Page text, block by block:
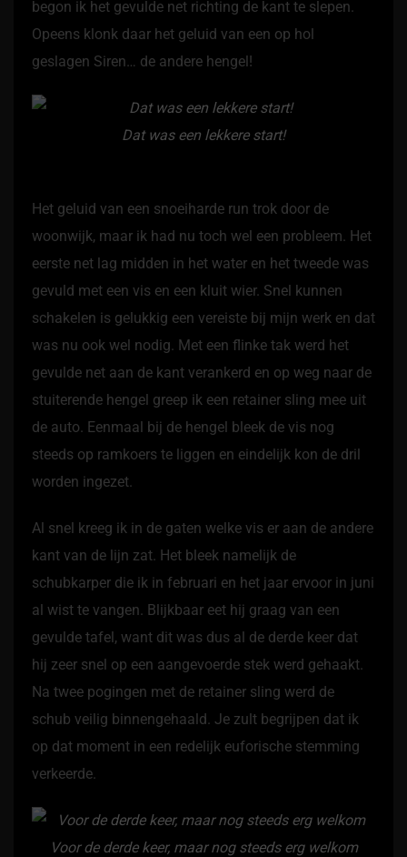
begon ik het gevulde net richting de kant te slepen.
Opeens klonk daar het geluid van een op hol
geslagen Siren… de andere hengel!
Dat was een lekkere start!
Het geluid van een snoeiharde run trok door de
woonwijk, maar ik had nu toch wel een probleem. Het
eerste net lag midden in het water en het tweede was
gevuld met een vis en een kluit wier. Snel kunnen
schakelen is gelukkig een vereiste bij mijn werk en dat
was nu ook wel nodig. Met een flinke tak werd het
gevulde net aan de kant verankerd en op weg naar de
stuiterende hengel greep ik een retainer sling mee uit
de auto. Eenmaal bij de hengel bleek de vis nog
steeds op ramkoers te liggen en eindelijk kon de dril
worden ingezet.
Al snel kreeg ik in de gaten welke vis er aan de andere
kant van de lijn zat. Het bleek namelijk de
schubkarper die ik in februari en het jaar ervoor in juni
al wist te vangen. Blijkbaar eet hij graag van een
gevulde tafel, want dit was dus al de derde keer dat
hij zeer snel op een aangevoerde stek werd gehaakt.
Na twee pogingen met de retainer sling werd de
schub veilig binnengehaald. Je zult begrijpen dat ik
op dat moment in een redelijk euforische stemming
verkeerde.
Voor de derde keer, maar nog steeds erg welkom